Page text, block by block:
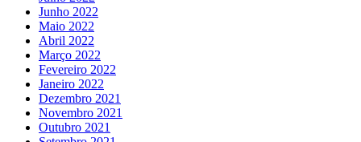
Junho 2022
Maio 2022
Abril 2022
Março 2022
Fevereiro 2022
Janeiro 2022
Dezembro 2021
Novembro 2021
Outubro 2021